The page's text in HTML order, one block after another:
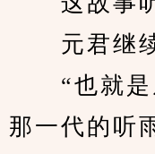
元君继续
“也就是
那一代的听